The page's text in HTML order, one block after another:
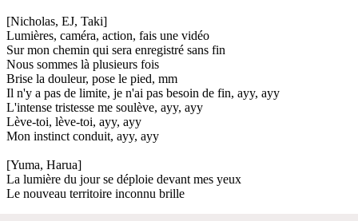
[Nicholas, EJ, Taki]
Lumières, caméra, action, fais une vidéo
Sur mon chemin qui sera enregistré sans fin
Nous sommes là plusieurs fois
Brise la douleur, pose le pied, mm
Il n'y a pas de limite, je n'ai pas besoin de fin, ayy, ayy
L'intense tristesse me soulève, ayy, ayy
Lève-toi, lève-toi, ayy, ayy
Mon instinct conduit, ayy, ayy
[Yuma, Harua]
La lumière du jour se déploie devant mes yeux
Le nouveau territoire inconnu brille